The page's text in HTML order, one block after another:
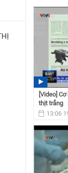
[Video]
thịt trắng
13:06